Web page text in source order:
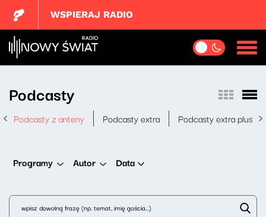
WSPIERAJ RADIO
Podcasty
Podcasty z anteny Podcasty extra Podcasty extra plus
Programy Autor Data